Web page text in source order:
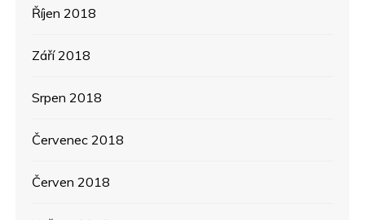
Říjen 2018
Září 2018
Srpen 2018
Červenec 2018
Červen 2018